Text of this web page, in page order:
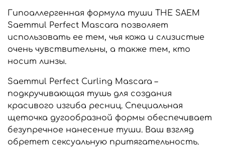
Гипоаллергенная формула туши THE SAEM
Saemmul Perfect Mascara позволяет
использовать ее тем, чья кожа и слизистые
очень чувствительны, а также тем, кто
носит линзы.
Saemmul Perfect Curling Mascara –
подкручивающая тушь для создания
красивого изгиба ресниц. Специальная
щеточка дугообразной формы обеспечивает
безупречное нанесение туши. Ваш взгляд
обретет сексуальную притягательность.